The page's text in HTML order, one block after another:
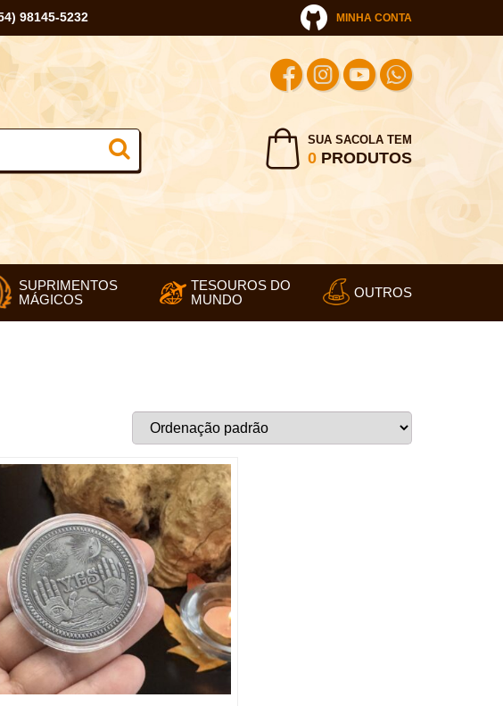
98145-5232 MINHA CONTA
SUA SACOLA TEM
0PRODUTOS
SUPRIMENTOS
MÁGICOS
TESOUROS DO
MUNDO
OUTROS